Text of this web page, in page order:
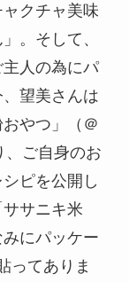
クチャ美味
。そして、
人の為にパ
望美さんは
やつ」（＠
、ご自身のお
ピを公開し
サニキ米
にパッケー
ってありま